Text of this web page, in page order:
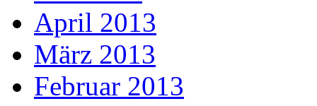
April 2013
März 2013
Februar 2013